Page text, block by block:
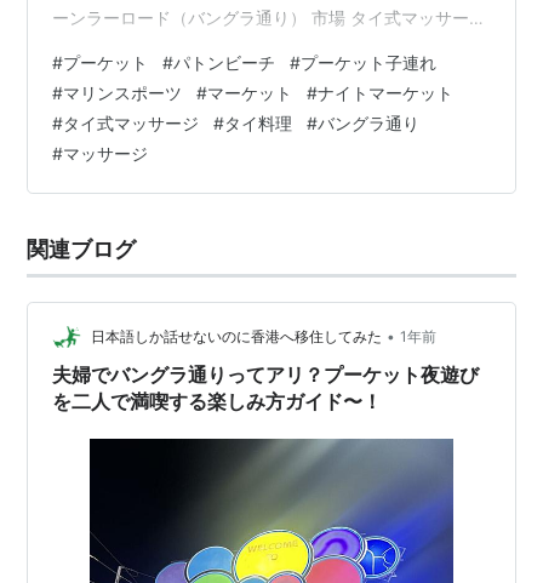
ーンラーロード（バングラ通り） 市場 タイ式マッサージ
す。その中でも一番観光客に人気が高く賑わっているビ
ーチがパトンビーチです。 ビーチではマリンスポーツを
楽しめるし、通りには服や雑貨が売っててショッピング
もできるし、レストランやバーやタイ式マッサージ屋さ
ん等も充実してるし、モールやナイトマーケットまであ
#プーケット #パトンビーチ #プーケット子連れ
#マリンスポーツ #マーケット #ナイトマーケット
#タイ式マッサージ #タイ料理 #バングラ通り
#マッサージ
関連ブログ
日本語しか話せないのに香港へ移住してみた • 1年前
夫婦でバングラ通りってアリ？プーケット夜遊び
を二人で満喫する楽しみ方ガイド〜！